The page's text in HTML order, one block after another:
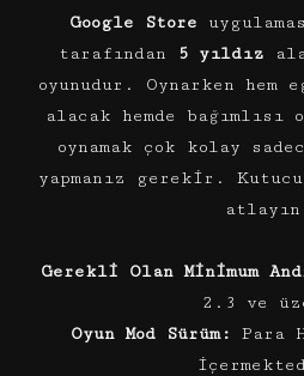
Google Store
tarafından
5 yıldız
oyunudur. Oynarken hem
alacak hemde bağımlısı
oynamak çok kolay
yapmanız gerekir.
Gerekli Olan Minimum
2.3 ve
Oyun Mod Sürüm: Para